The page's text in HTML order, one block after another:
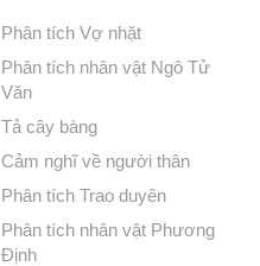
Phân tích Vợ nhặt
Phân tích nhân vật Ngô Tử
Văn
Tả cây bàng
Cảm nghĩ về người thân
Phân tích Trao duyên
Phân tích nhân vật Phương
Định